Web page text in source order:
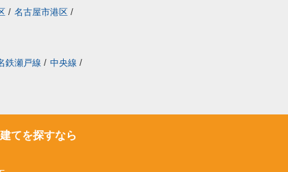
/ 名古屋市港区 /
鉄瀬戸線 / 中央線 /
てを探すなら